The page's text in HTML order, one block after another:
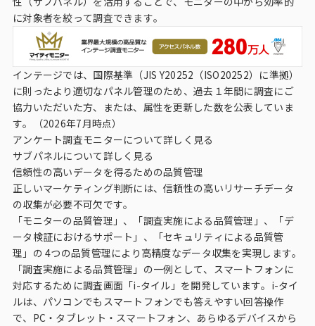
に対象者を絞って調査できます。
インテージでは、国際基準（JIS Y20252（ISO20252）に準拠）
に則ったより適切なパネル管理のため、過去１年間に調査にご
協力いただいた方、または、属性を更新した数を公表していま
す。（2026年7月時点）
アンケート調査モニターについて詳しく見る
サブパネルについて詳しく見る
信頼性の高いデータを得るための品質管理
正しいマーケティング判断には、信頼性の高いリサーチデータ
の収集が必要不可欠です。
「モニターの品質管理」、「調査実施による品質管理」、「デ
ータ検証におけるサポート」、「セキュリティによる品質管
理」の 4つの品質管理により高精度なデータ収集を実現します。
「調査実施による品質管理」の一例として、スマートフォンに
対応するために調査画面「i-タイル」を開発しています。i-タイ
ルは、パソコンでもスマートフォンでも答えやすい回答操作
で、PC・タブレット・スマートフォン、あらゆるデバイスから